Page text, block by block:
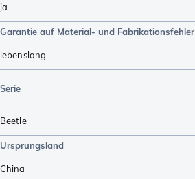
ja
Garantie auf Material- und Fabrikationsfehler
lebenslang
Serie
Beetle
Ursprungsland
China